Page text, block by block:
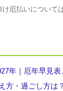
厄払いについて
年｜厄年早見
方・過ごし方は？